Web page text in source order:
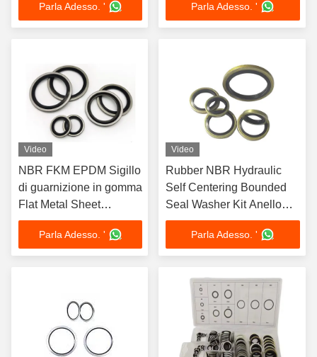
Parla Adesso. ' Parla Adesso. '
Video
NBR FKM EPDM Sigillo
di guarnizione in gomma
Flat Metal Sheet
Skeleton Dowty Self
Centering Bonded Seal
Parla Adesso. '
Video
Rubber NBR Hydraulic
Self Centering Bounded
Seal Washer Kit Anello
combinato a vite metallo
Parla Adesso. '